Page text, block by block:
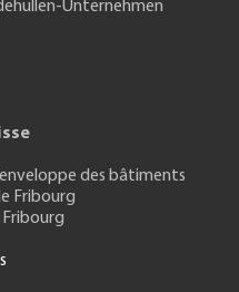
Unternehmen
des bâtiments
Fribourg
Fribourg